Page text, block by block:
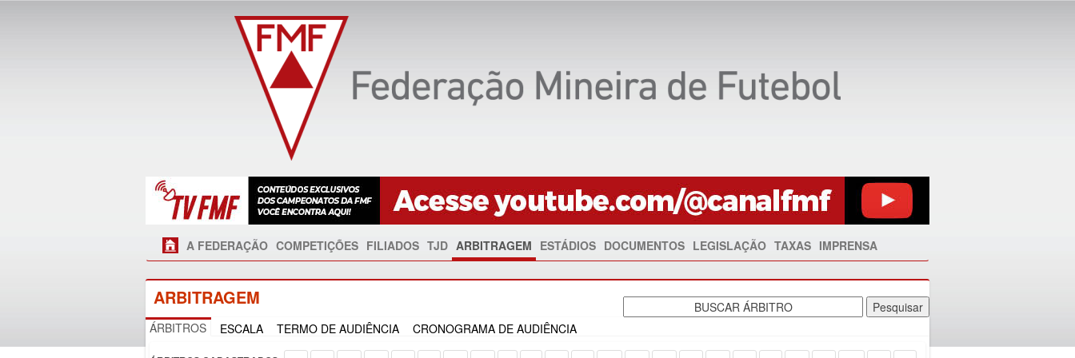
A FEDERAÇÃO COMPETIÇÕES FILIADOS TJD ARBITRAGEM ESTÁDIOS DOCUMENTOS LEGISLAÇÃO TAXAS IMPRENSA
ARBITRAGEM
ÁRBITROS ESCALA TERMO DE AUDIÊNCIA CRONOGRAMA DE AUDIÊNCIA